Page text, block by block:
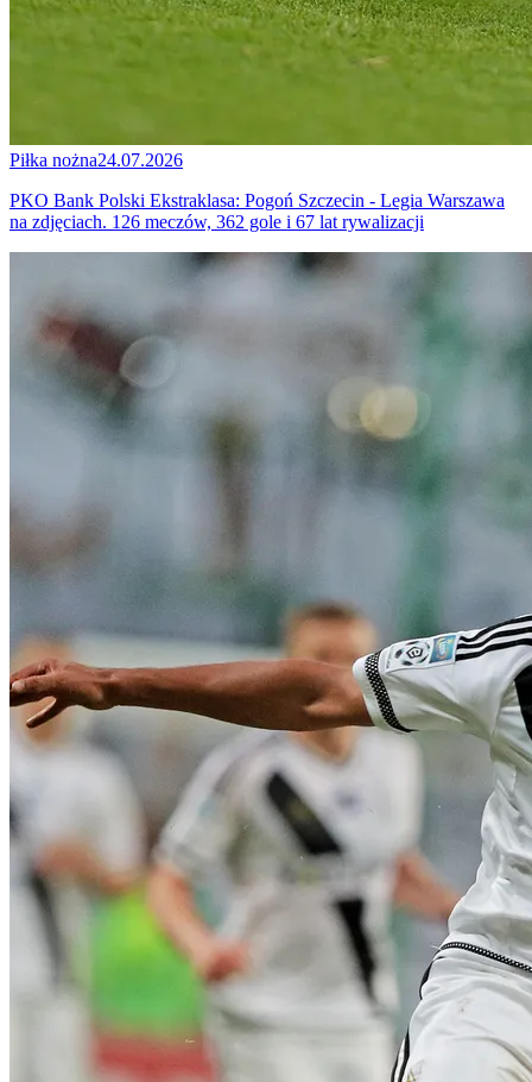
Piłka nożna24.07.2026
PKO Bank Polski Ekstraklasa: Pogoń Szczecin - Legia Warszawa
na zdjęciach. 126 meczów, 362 gole i 67 lat rywalizacji